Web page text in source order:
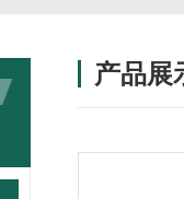
产品展